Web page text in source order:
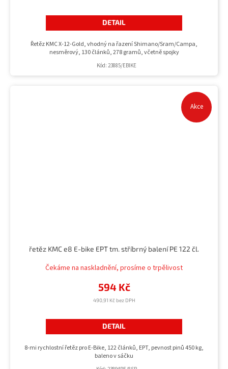
DETAIL
Řetěz KMC X-12-Gold, vhodný na řazení Shimano/Sram/Campa,
nesměrový, 130 článků, 278 gramů, včetně spojky
Kód: 23885/EBIKE
Akce
řetěz KMC e8 E-bike EPT tm. stříbrný balení PE 122 čl.
Čekáme na naskladnění, prosíme o trpělivost
490,91 Kč bez DPH
594 Kč
DETAIL
8-mi rychlostní řetěz pro E-Bike, 122 článků, EPT, pevnost pinů 450 kg,
baleno v sáčku